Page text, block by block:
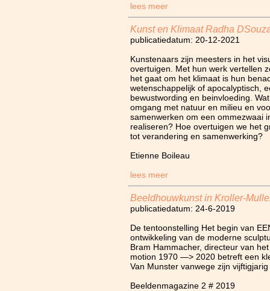
lees meer
Kunst en Klimaat Radha
publicatiedatum: 20-12-2021
Kunstenaars zijn meesters in het
overtuigen. Met hun werk vertellen
het gaat om het klimaat is hun
wetenschappelijk of apocalyptisch,
bewustwording en beinvloeding.
omgang met natuur en milieu en
samenwerken om een ommezwaai
realiseren? Hoe overtuigen we het
tot verandering en samenwerking?
Etienne Boileau
lees meer
Beeldhouwkunst in Kroller-
publicatiedatum: 24-6-2019
De tentoonstelling Het begin van
ontwikkeling van de moderne
Bram Hammacher, directeur van
motion 1970 ―> 2020 betreft een
Van Munster vanwege zijn
Beeldenmagazine 2 # 2019